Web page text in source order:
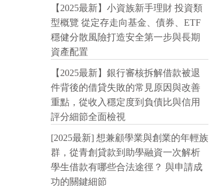
【2025最新】小資族新手理財 投資類
型概覽 從定存走向基金、債券、ETF
穩健分散風險打造安全第一步與長期
資產配置
【2025最新】銀行審核拆解借款被退
件背後的借貸失敗的常見原因與改善
重點，從收入穩定度到負債比與信用
評分細節全面檢視
[2025最新] 想兼顧學業與創業的年輕族
群，從青創貸款到助學融資一次解析
學生借款有哪些合法途徑？ 與申請成
功的關鍵細節